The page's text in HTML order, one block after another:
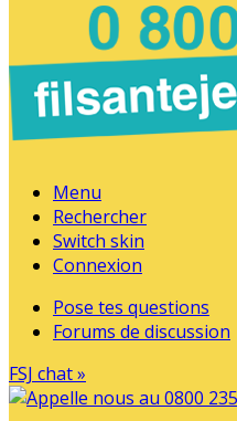
Menu
Rechercher
Switch skin
Connexion
Pose tes questions
Forums de discussion
FSJ chat »